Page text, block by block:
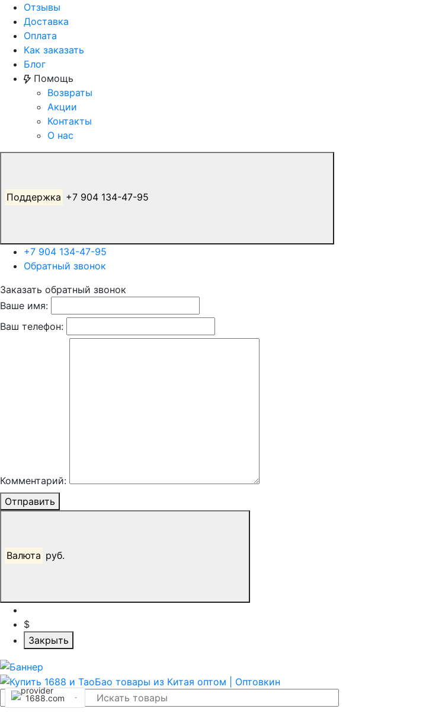
Отзывы
Доставка
Оплата
Как заказать
Блог
Помощь
Возвраты
Акции
Контакты
О нас
Поддержка +7 904 134-47-95
+7 904 134-47-95
Обратный звонок
Заказать обратный звонок
Ваше имя:
Ваш телефон:
Комментарий:
Отправить
Валюта руб.
$
Закрыть
1688.com